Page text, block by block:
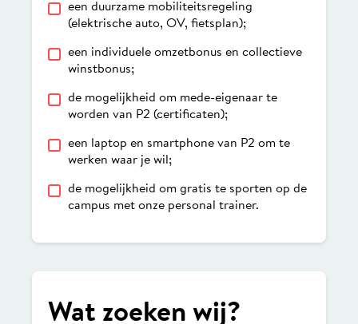
een duurzame mobiliteitsregeling
(elektrische auto, OV, fietsplan);
een individuele omzetbonus en collectieve
winstbonus;
de mogelijkheid om mede-eigenaar te
worden van P2 (certificaten);
een laptop en smartphone van P2 om te
werken waar je wil;
de mogelijkheid om gratis te sporten op de
campus met onze personal trainer.
Wat zoeken wij?